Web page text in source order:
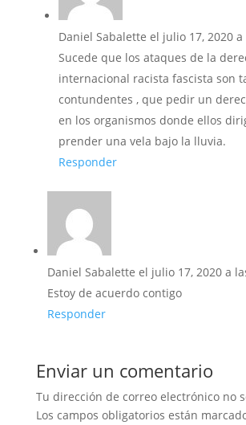
Daniel Sabalette el julio 17, 2020
Sucede que los ataques de la
internacional racista fascista son
contundentes , que pedir un
en los organismos donde ellos
prender una vela bajo la lluvia.
Responder
Daniel Sabalette el julio 17, 2020 a
Estoy de acuerdo contigo
Responder
Enviar un comentario
Tu dirección de correo electrónico no
Los campos obligatorios están